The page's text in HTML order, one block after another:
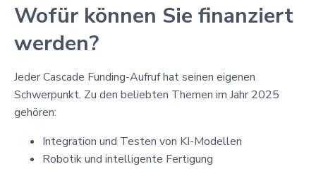
Wofür können Sie finanziert
werden?
Jeder Cascade Funding-Aufruf hat seinen eigenen
Schwerpunkt. Zu den beliebten Themen im Jahr 2025
gehören:
Integration und Testen von KI-Modellen
Robotik und intelligente Fertigung